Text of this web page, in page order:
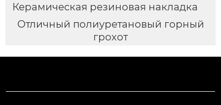
Керамическая резиновая накладка
Отличный полиуретановый горный
грохот